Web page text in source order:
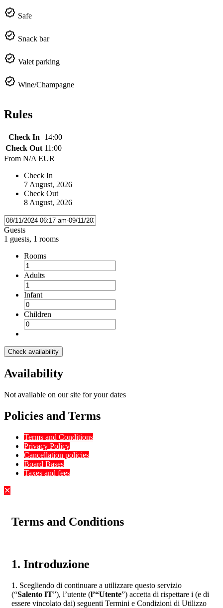
Safe
Snack bar
Valet parking
Wine/Champagne
Rules
Check In
14:00
Check Out 11:00
From N/A EUR
Check In
7 August, 2026
Check Out
8 August, 2026
Guests
1 guests, 1 rooms
Rooms
Adults
Infant
Children
Check availability
Availability
Not available on our site for your dates
Policies and Terms
Terms and Conditions
Privacy Policy
Cancellation policies
Board Bases
Taxes and fees
✕
Terms and Conditions
1. Introduzione
1. Scegliendo di continuare a utilizzare questo servizio
(“Salento IT”), l’utente (l’“Utente”) accetta di rispettare i (e di
essere vincolato dai) seguenti Termini e Condizioni di Utilizzo